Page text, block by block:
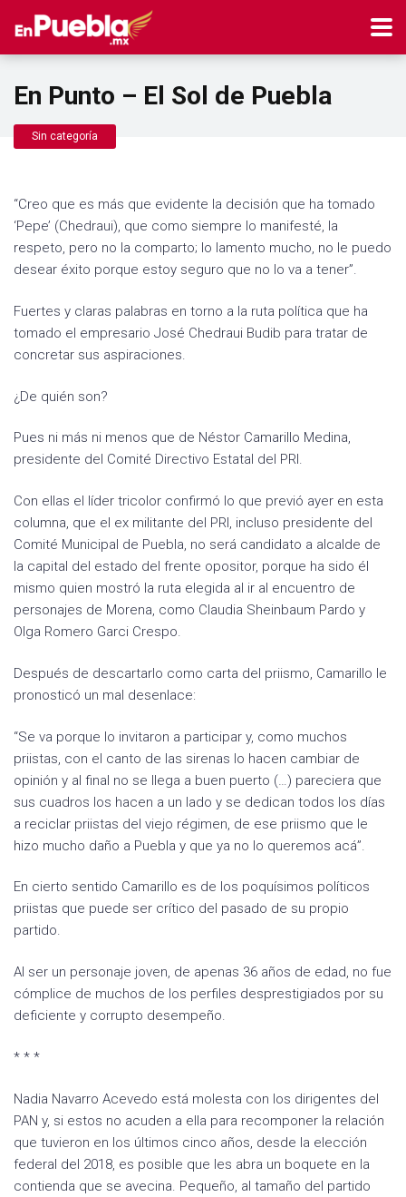
En Punto – El Sol de Puebla
Sin categoría
“Creo que es más que evidente la decisión que ha tomado
‘Pepe’ (Chedraui), que como siempre lo manifesté, la
respeto, pero no la comparto; lo lamento mucho, no le puedo
desear éxito porque estoy seguro que no lo va a tener”.
Fuertes y claras palabras en torno a la ruta política que ha
tomado el empresario José Chedraui Budib para tratar de
concretar sus aspiraciones.
¿De quién son?
Pues ni más ni menos que de Néstor Camarillo Medina,
presidente del Comité Directivo Estatal del PRI.
Con ellas el líder tricolor confirmó lo que previó ayer en esta
columna, que el ex militante del PRI, incluso presidente del
Comité Municipal de Puebla, no será candidato a alcalde de
la capital del estado del frente opositor, porque ha sido él
mismo quien mostró la ruta elegida al ir al encuentro de
personajes de Morena, como Claudia Sheinbaum Pardo y
Olga Romero Garci Crespo.
Después de descartarlo como carta del priismo, Camarillo le
pronosticó un mal desenlace:
“Se va porque lo invitaron a participar y, como muchos
priistas, con el canto de las sirenas lo hacen cambiar de
opinión y al final no se llega a buen puerto (…) pareciera que
sus cuadros los hacen a un lado y se dedican todos los días
a reciclar priistas del viejo régimen, de ese priismo que le
hizo mucho daño a Puebla y que ya no lo queremos acá”.
En cierto sentido Camarillo es de los poquísimos políticos
priistas que puede ser crítico del pasado de su propio
partido.
Al ser un personaje joven, de apenas 36 años de edad, no fue
cómplice de muchos de los perfiles desprestigiados por su
deficiente y corrupto desempeño.
* * *
Nadia Navarro Acevedo está molesta con los dirigentes del
PAN y, si estos no acuden a ella para recomponer la relación
que tuvieron en los últimos cinco años, desde la elección
federal del 2018, es posible que les abra un boquete en la
contienda que se avecina. Pequeño, al tamaño del partido